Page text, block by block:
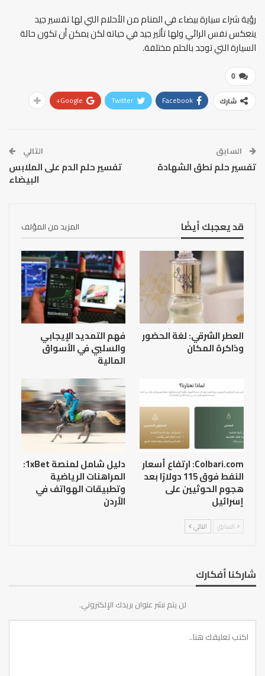
رؤية شراء سيارة بيضاء في المنام من الأحلام التي لها تفسير جيد
ينعكس نفس الرائي ولها تأثير جيد في حياته لكن يمكن أن تكون حالة
السيارة التي توجد بالحلم مختلفة.
0
شارك Facebook
Twitter
Google+
السابق
تفسير حلم نطق الشهادة
التالي
تفسير حلم الدم على الملابس
البيضاء
قد يعجبك أيضًا المزيد من المؤلف
العطر الشرقي: لغة الحضور
وذاكرة المكان
فهم التمديد الإيجابي
والسلبي في الأسواق
المالية
Colbari.com: ارتفاع أسعار
النفط فوق 115 دولارًا بعد
هجوم الحوثيين على
إسرائيل
دليل شامل لمنصة 1xBet:
المراهنات الرياضية
وتطبيقات الهواتف في
الأردن
السابق التالي
شاركنا أفكارك
لن يتم نشر عنوان بريدك الإلكتروني.